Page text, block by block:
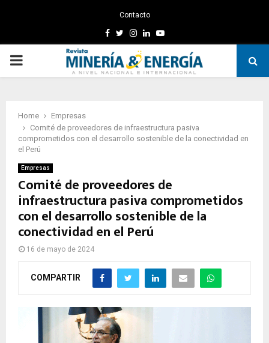
Contacto
Facebook
TwitterInstagram
LinkedinYoutube
PRIMARY
Home
Empresas
Comité de proveedores de infraestructura pasiva
comprometidos con el desarrollo sostenible de la conectividad en
el Perú
Empresas
Comité de proveedores de
infraestructura pasiva comprometidos
con el desarrollo sostenible de la
conectividad en el Perú
16 de mayo de 2024
COMPARTIR